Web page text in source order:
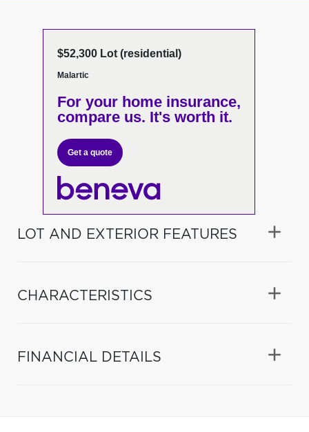
$52,300 Lot (residential)
Malartic
For your home insurance,
compare us. It's worth it.
Get a quote
LOT AND EXTERIOR FEATURES
CHARACTERISTICS
FINANCIAL DETAILS